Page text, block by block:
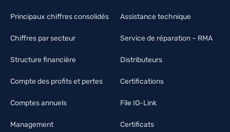
Principaux chiffres consolidés
Chiffres par secteur
Structure financière
Compte des profits et pertes
Comptes annuels
Management
Assistance technique
Service de réparation – RMA
Distributeurs
Certifications
File IO-Link
Certificats